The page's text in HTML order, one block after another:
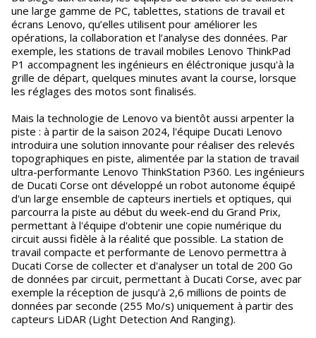
une large gamme de PC, tablettes, stations de travail et
écrans Lenovo, qu’elles utilisent pour améliorer les
opérations, la collaboration et l’analyse des données. Par
exemple, les stations de travail mobiles Lenovo ThinkPad
P1 accompagnent les ingénieurs en éléctronique jusqu'à la
grille de départ, quelques minutes avant la course, lorsque
les réglages des motos sont finalisés.
Mais la technologie de Lenovo va bientôt aussi arpenter la
piste : à partir de la saison 2024, l'équipe Ducati Lenovo
introduira une solution innovante pour réaliser des relevés
topographiques en piste, alimentée par la station de travail
ultra-performante Lenovo ThinkStation P360. Les ingénieurs
de Ducati Corse ont développé un robot autonome équipé
d'un large ensemble de capteurs inertiels et optiques, qui
parcourra la piste au début du week-end du Grand Prix,
permettant à l'équipe d'obtenir une copie numérique du
circuit aussi fidèle à la réalité que possible. La station de
travail compacte et performante de Lenovo permettra à
Ducati Corse de collecter et d'analyser un total de 200 Go
de données par circuit, permettant à Ducati Corse, avec par
exemple la réception de jusqu’à 2,6 millions de points de
données par seconde (255 Mo/s) uniquement à partir des
capteurs LiDAR (Light Detection And Ranging).